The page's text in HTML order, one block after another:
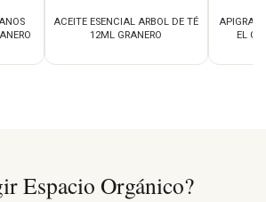
ACEITE ESENCIAL ARBOL DE TÉ
12ML GRANERO
APIGRAN
EL
Espacio Orgánico?